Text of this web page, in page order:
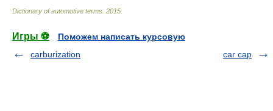
Dictionary of automotive terms 2015
Игры ⚽
Поможем написать курсовую
carburization
car cap